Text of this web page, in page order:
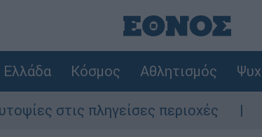
Ελλάδα Κόσμος Αθλητισμός
περιοχές Η πρώτη